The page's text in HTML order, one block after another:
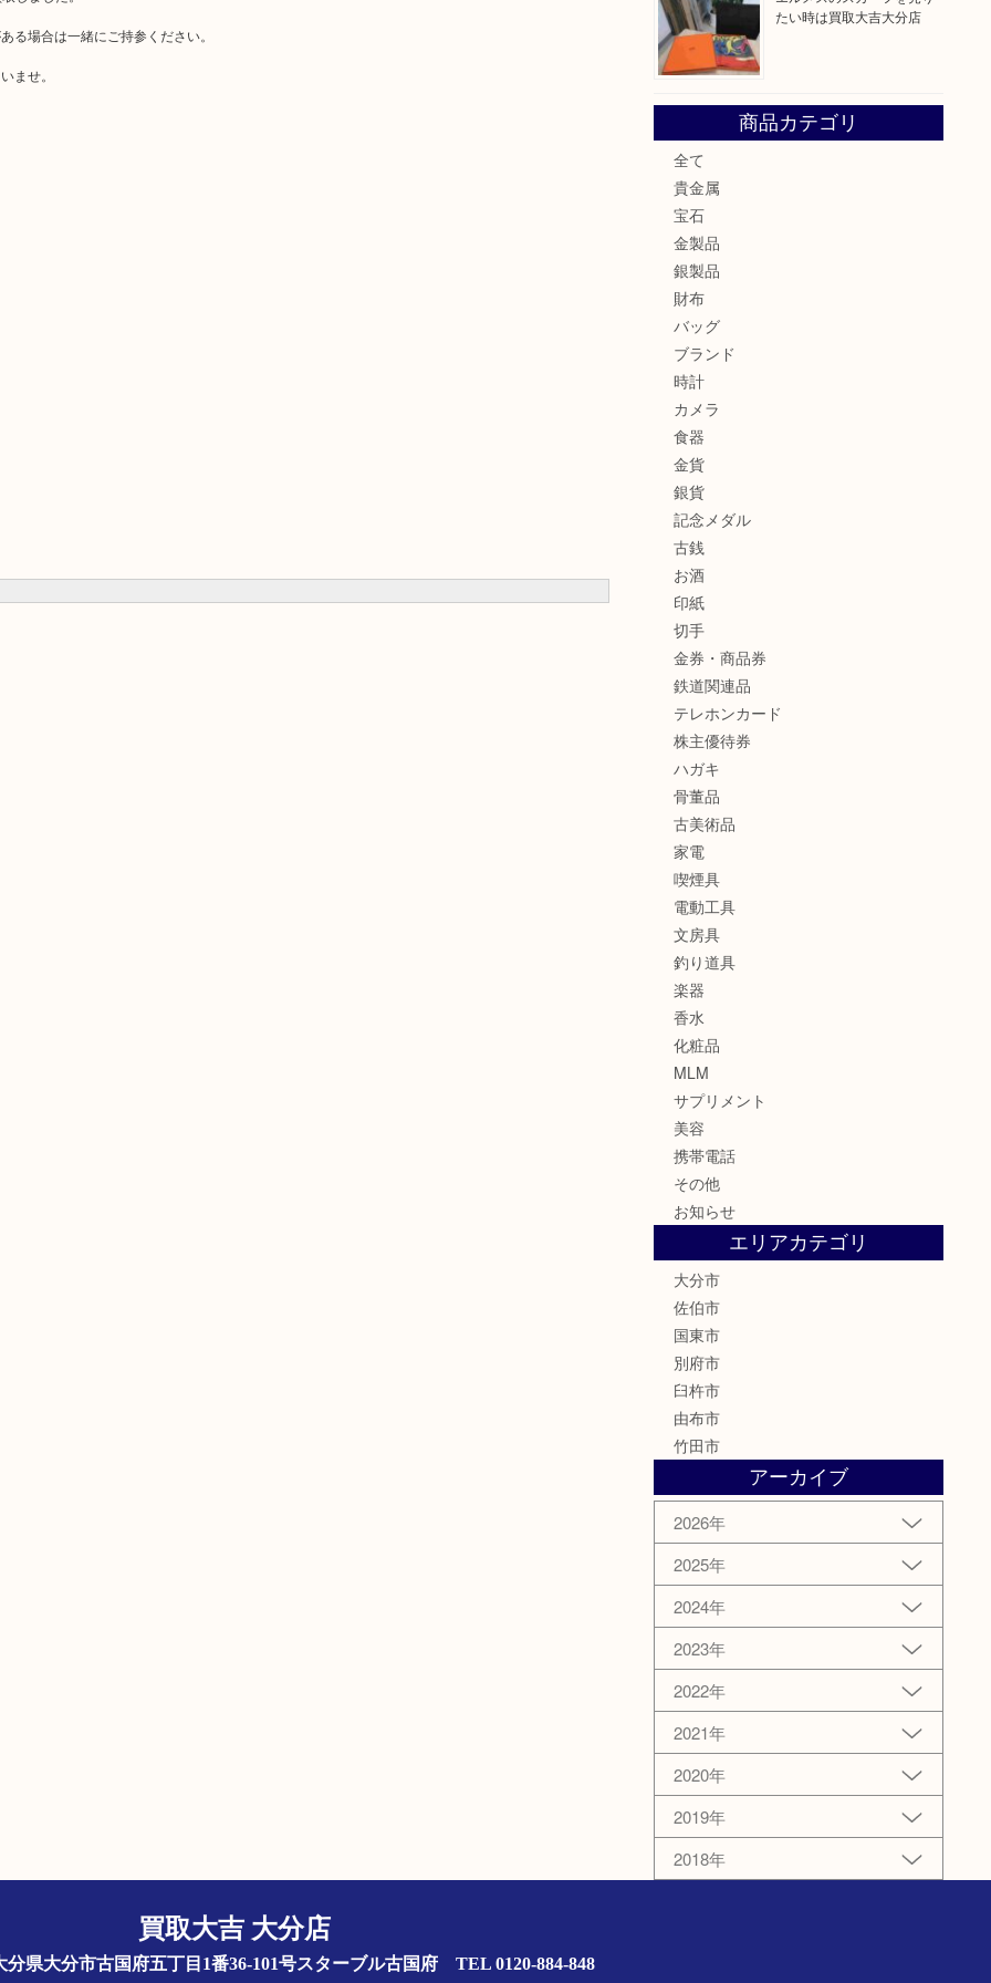
る場合は一緒にご持参ください。
ませ。
たい時は買取大吉大分店
商品カテゴリ
全て
貴金属
宝石
金製品
銀製品
財布
バッグ
ブランド
時計
カメラ
食器
金貨
銀貨
記念メダル
古銭
お酒
印紙
切手
金券・商品券
鉄道関連品
テレホンカード
株主優待券
ハガキ
骨董品
古美術品
家電
喫煙具
電動工具
文房具
釣り道具
楽器
香水
化粧品
MLM
サプリメント
美容
携帯電話
その他
お知らせ
エリアカテゴリ
大分市
佐伯市
国東市
別府市
臼杵市
由布市
竹田市
アーカイブ
2026年
2025年
2024年
2023年
2022年
2021年
2020年
2019年
2018年
買取大吉 大分店
分県大分市古国府五丁目1番36-101号スターブル古国府 TEL 0120-884-848